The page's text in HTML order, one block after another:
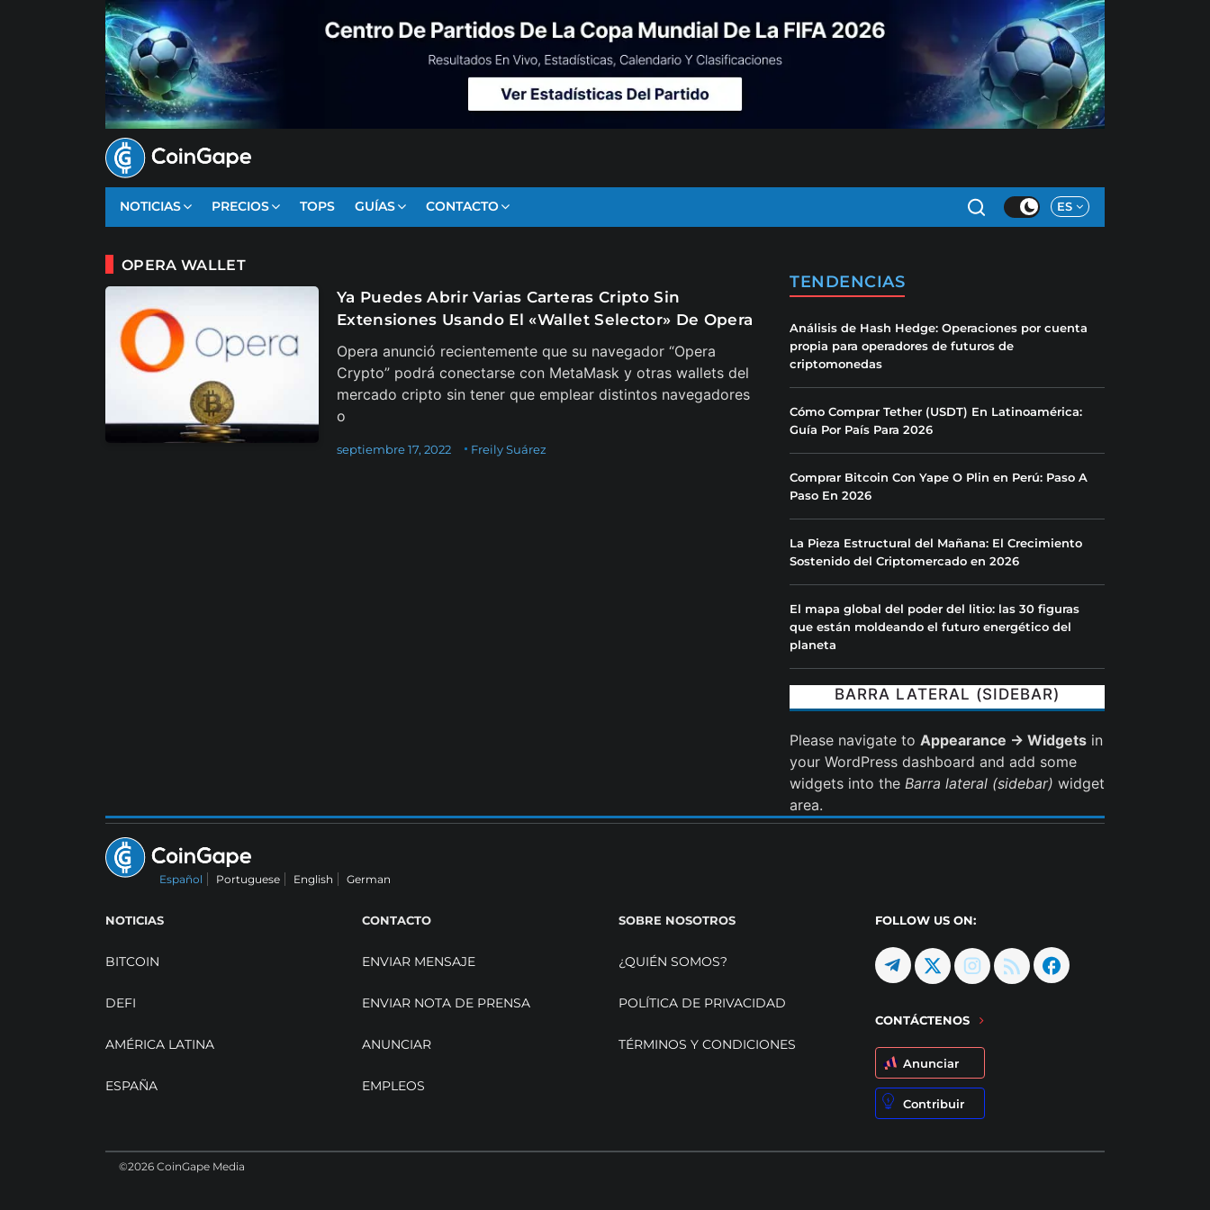
NOTICIAS PRECIOS TOPS GUÍAS CONTACTO ES
OPERA WALLET
Ya Puedes Abrir Varias Carteras Cripto Sin
Extensiones Usando El «Wallet Selector» De Opera
Opera anunció recientemente que su navegador “Opera
Crypto” podrá conectarse con MetaMask y otras wallets del
mercado cripto sin tener que emplear distintos navegadores
o
Freily Suárez
septiembre 17, 2022
TENDENCIAS
Análisis de Hash Hedge: Operaciones por cuenta
propia para operadores de futuros de
criptomonedas
Cómo Comprar Tether (USDT) En Latinoamérica:
Guía Por País Para 2026
Comprar Bitcoin Con Yape O Plin en Perú: Paso A
Paso En 2026
La Pieza Estructural del Mañana: El Crecimiento
Sostenido del Criptomercado en 2026
El mapa global del poder del litio: las 30 figuras
que están moldeando el futuro energético del
planeta
BARRA LATERAL (SIDEBAR)
Please navigate to Appearance → Widgets in
your WordPress dashboard and add some
widgets into the Barra lateral (sidebar) widget
area.
Español Portuguese English German
NOTICIAS
BITCOIN
DEFI
AMÉRICA LATINA
ESPAÑA
CONTACTO
ENVIAR MENSAJE
ENVIAR NOTA DE PRENSA
ANUNCIAR
EMPLEOS
SOBRE NOSOTROS
¿QUIÉN SOMOS?
POLÍTICA DE PRIVACIDAD
TÉRMINOS Y CONDICIONES
FOLLOW US ON:
CONTÁCTENOS
Anunciar
Contribuir
©2026 CoinGape Media